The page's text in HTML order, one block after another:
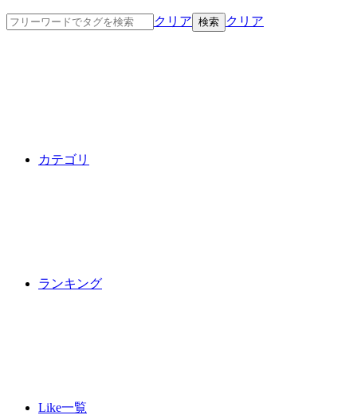
クリア クリア
カテゴリ
ランキング
Like一覧